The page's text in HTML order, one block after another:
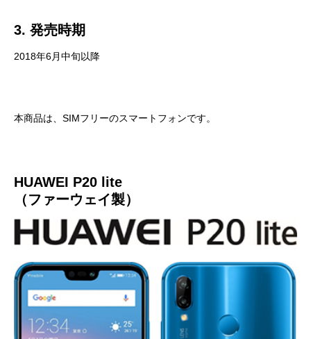
3. 発売時期
2018年6月中旬以降
本商品は、SIMフリーのスマートフォンです。
HUAWEI P20 lite
（ファーウェイ製）